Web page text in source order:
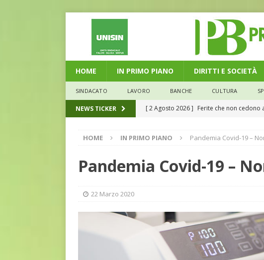
HOME IN PRIMO PIANO DIRITTI E SOCIETÀ
SINDACATO LAVORO BANCHE CULTURA
NEWS TICKER [ 2 Agosto 2026 ] Ferite che non cedono
[ 29 Luglio 2026 ] Marche: un modello di
la media nazionale
ECONOMIA
euro riguarda, non solo i premi in
[ 6 Agosto 2026 ]
Estate e caregiver: la
HOME IN PRIMO PIANO Pandemia Covid-19 –
Pandemia Covid-19 –
22 Marzo 2020